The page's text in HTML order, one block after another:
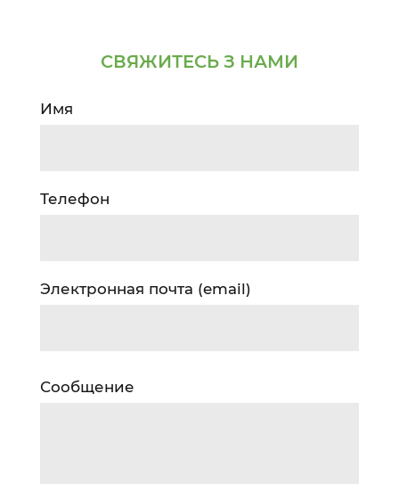
СВЯЖИТЕСЬ З НАМИ
Имя
Телефон
Электронная почта (email)
Сообщение